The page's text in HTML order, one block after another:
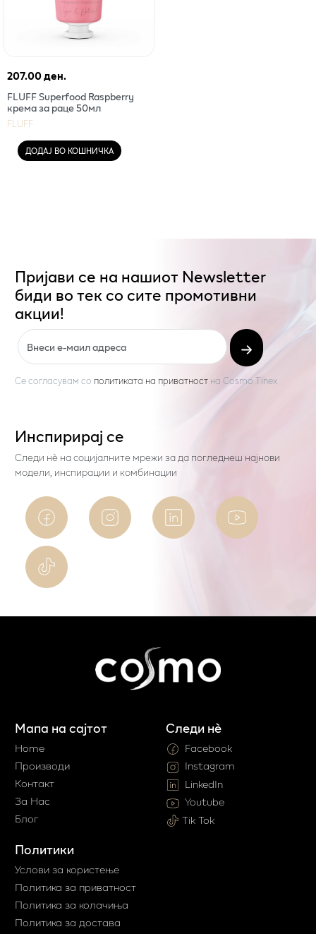
207.00 ден.
FLUFF Superfood Raspberry
крема за раце 50мл
FLUFF
ДОДАЈ ВО КОШНИЧКА
Пријави се на нашиот Newsletter
биди во тек со сите промотивни
акции!
Се согласувам со политиката на приватност на Cosmo Tinex
Инспирирај се
Следи нѐ на социјалните мрежи за да погледнеш најнови
модели, инспирации и комбинации
Мапа на сајтот
Home
Производи
Контакт
За Нас
Блог
Политики
Услови за користење
Политика за приватност
Политика за колачиња
Политика за достава
Следи нè
Facebook
Instagram
LinkedIn
Youtube
Tik Tok